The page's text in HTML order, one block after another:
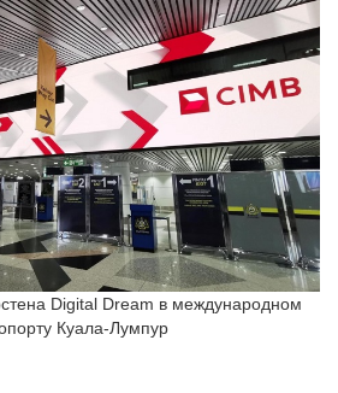
Digital Dream в международном
Куала-Лумпур